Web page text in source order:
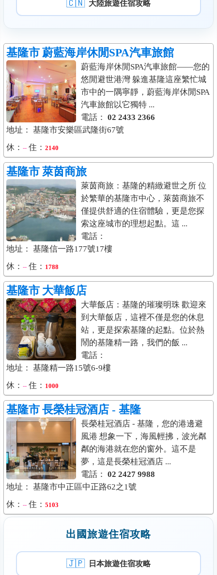
🇨🇳 大陸旅遊住宿攻略
基隆市蔚藍海岸休閒SPA汽車旅館
蔚藍海岸休閒SPA汽車旅館——您的
悠閒避世港灣 躲進基隆這座繁忙城
市中的一隅寧靜，蔚藍海岸休閒SPA
汽車旅館以它獨特 ...
電話： 02 2433 2366
地址： 基隆市安樂區武隆街67號
休： -- 住： 2140
基隆市萊茵商旅
萊茵商旅：基隆的精緻避世之所 位
於繁華的基隆市中心，萊茵商旅不
僅提供舒適的住宿體驗，更是您探
索这座城市的理想起點。這 ...
電話：
地址： 基隆信一路177號17樓
休： -- 住： 1788
基隆市 大華飯店
大華飯店：基隆的璀璨明珠 歡迎來
到大華飯店，這裡不僅是您的休息
站，更是探索基隆的起點。位於熱
鬧的基隆精一路，我們的飯 ...
電話：
地址： 基隆精一路15號6-9樓
休： -- 住： 1000
基隆市長榮桂冠酒店 - 基隆
長榮桂冠酒店 - 基隆，您的港邊避
風港 想象一下，海風輕拂，波光粼
粼的海港就在您的窗外。這不是
夢，這是長榮桂冠酒店 ...
電話： 02 2427 9988
地址： 基隆市中正區中正路62之1號
休： -- 住： 5103
出國旅遊住宿攻略
🇯🇵 日本旅遊住宿攻略